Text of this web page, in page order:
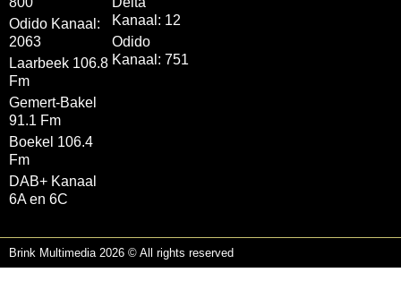
Odido Kanaal:
2063
Laarbeek 106.8
Fm
Gemert-Bakel
91.1 Fm
Boekel 106.4
Fm
DAB+ Kanaal
6A en 6C
Kanaal: 12
Odido
Kanaal: 751
Brink Multimedia 2026 © All rights reserved